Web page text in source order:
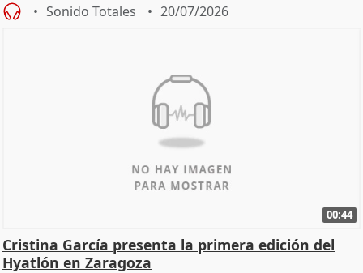
Sonido Totales 20/07/2026
00:44
Cristina García presenta la primera edición del
Hyatlón en Zaragoza